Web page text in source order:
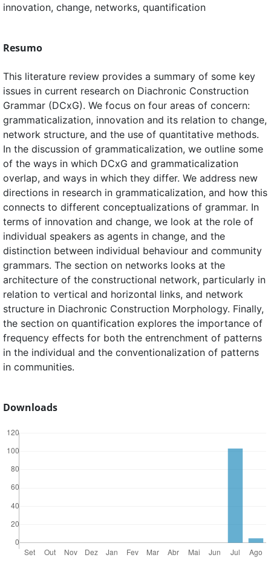
innovation, change, networks, quantification
Resumo
This literature review provides a summary of some key
issues in current research on Diachronic Construction
Grammar (DCxG). We focus on four areas of concern:
grammaticalization, innovation and its relation to change,
network structure, and the use of quantitative methods.
In the discussion of grammaticalization, we outline some
of the ways in which DCxG and grammaticalization
overlap, and ways in which they differ. We address new
directions in research in grammaticalization, and how this
connects to different conceptualizations of grammar. In
terms of innovation and change, we look at the role of
individual speakers as agents in change, and the
distinction between individual behaviour and community
grammars. The section on networks looks at the
architecture of the constructional network, particularly in
relation to vertical and horizontal links, and network
structure in Diachronic Construction Morphology. Finally,
the section on quantification explores the importance of
frequency effects for both the entrenchment of patterns
in the individual and the conventionalization of patterns
in communities.
Downloads